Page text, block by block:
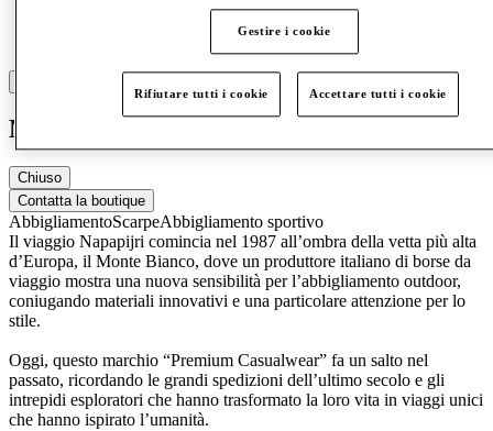
Napapijri
Chiuso
Contatta la boutique
AbbigliamentoScarpeAbbigliamento sportivo
Il viaggio Napapijri comincia nel 1987 all’ombra della vetta più alta
d’Europa, il Monte Bianco, dove un produttore italiano di borse da
viaggio mostra una nuova sensibilità per l’abbigliamento outdoor,
coniugando materiali innovativi e una particolare attenzione per lo
stile.
Oggi, questo marchio “Premium Casualwear” fa un salto nel
passato, ricordando le grandi spedizioni dell’ultimo secolo e gli
intrepidi esploratori che hanno trasformato la loro vita in viaggi unici
che hanno ispirato l’umanità.
Gestire i cookie
Rifiutare tutti i cookie Accettare tutti i cookie